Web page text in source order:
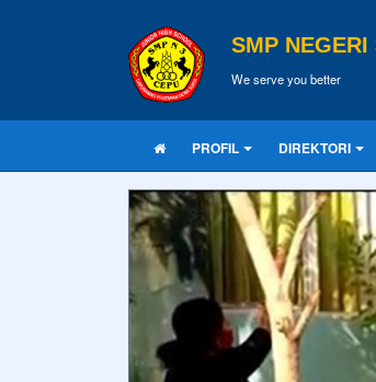
SMP NEGERI
We serve you better
PROFIL DIREKTORI